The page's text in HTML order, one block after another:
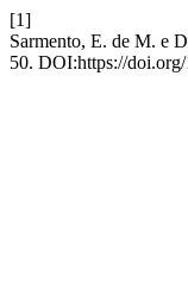
[1]
Sarmento, E. de M. e
50. DOI:https://